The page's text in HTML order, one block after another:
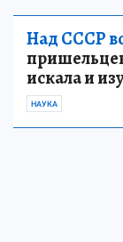
Над СССР
искала и
НАУКА